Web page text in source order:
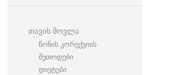
თავის მოვლა
წონის კორექვიის
მეთოდები
დიეტები